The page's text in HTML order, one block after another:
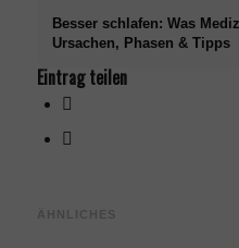
Besser schlafen: Was
Ursachen, Phasen & Tipps
Eintrag teilen
ÄHNLICHES